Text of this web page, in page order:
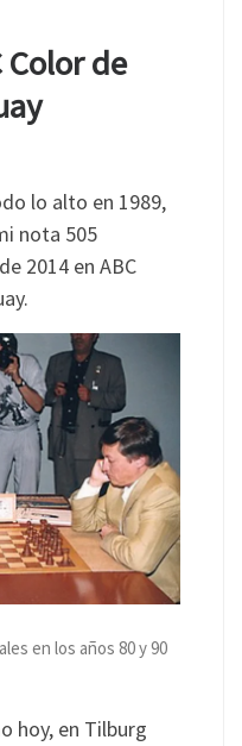
Color de
lo alto en 1989,
nota 505
2014 en ABC
en los años 80 y 90
hoy, en Tilburg